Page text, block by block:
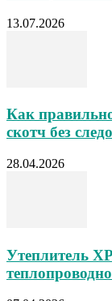
13.07.2026
Как
скотч без
28.04.2026
Утеплитель